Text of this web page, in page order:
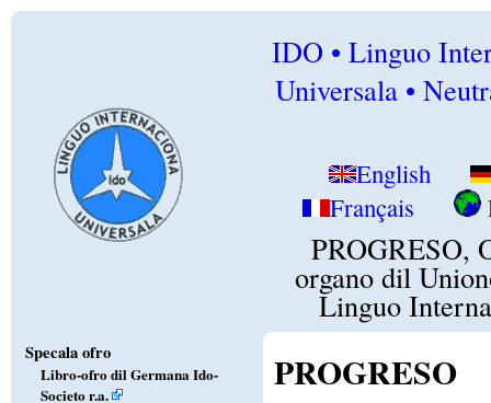
IDO • Linguo
Universala •
English
Français
PROGRESO,
organo dil
Linguo
Specala ofro
Libro-ofro dil Germana Ido-
Societo r.a. PROGRESO